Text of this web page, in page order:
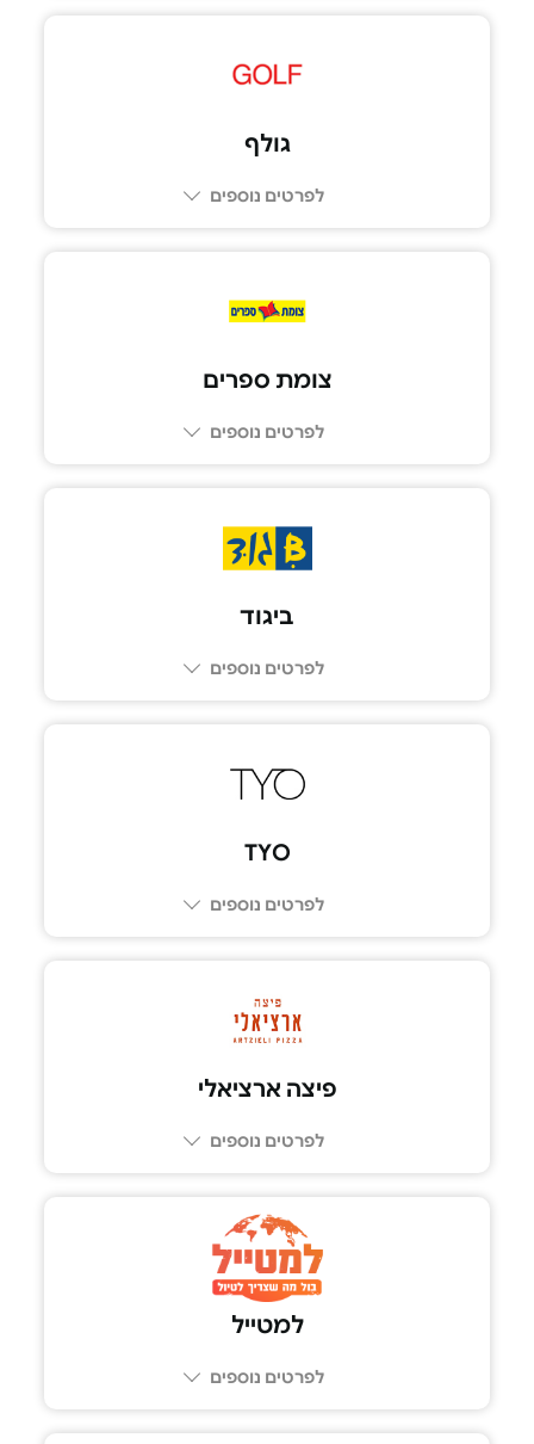
גולף
לפרטים נוספים
צומת ספרים
לפרטים נוספים
ביגוד
לפרטים נוספים
TYO
לפרטים נוספים
פיצה ארציאלי
לפרטים נוספים
למטייל
לפרטים נוספים